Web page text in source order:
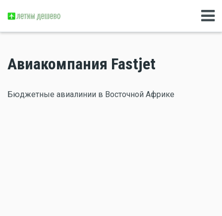
Авиакомпания Fastjet
Бюджетные авиалинии в Восточной Африке